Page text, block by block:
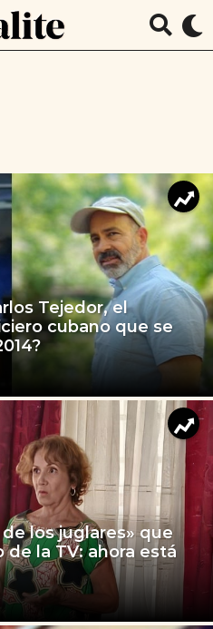
Tejedor, el
cubano que se
los juglares» que
de la TV: ahora está